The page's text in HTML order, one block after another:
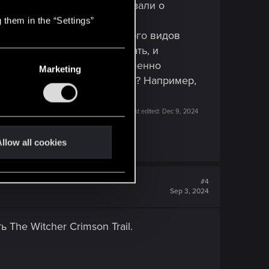
in the “Settings”
Marketing
all cookies
позже они мне рассказали о
секретов, много видов
годами можно изучать, и
не понимаю, почему именно
огромная по содержанию? Например,
что-то новое в них.
Last edited: Dec 9, 2024
#4
Sep 3, 2024
The Witcher Crimson Trail.